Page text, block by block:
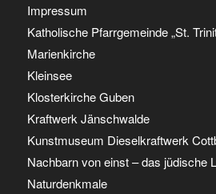
Impressum
Katholische Pfarrgemeinde „St.
Marienkirche
Kleinsee
Klosterkirche Guben
Kraftwerk Jänschwalde
Kunstmuseum Dieselkraftwerk
Nachbarn von einst – das jüdische
Naturdenkmale